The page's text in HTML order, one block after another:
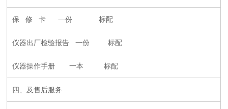
保 修 卡 一份 标配
仪器出厂检验报告 一份 标配
仪器操作手册 一本 标配
四、及售后服务